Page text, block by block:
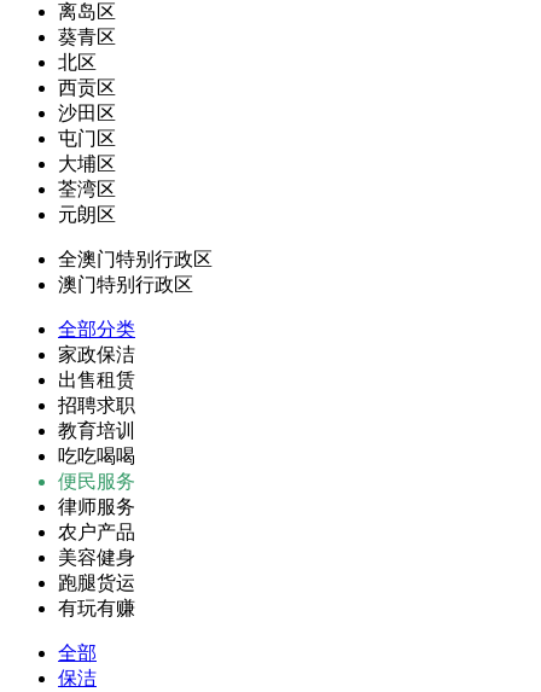
离岛区
葵青区
北区
西贡区
沙田区
屯门区
大埔区
荃湾区
元朗区
全澳门特别行政区
澳门特别行政区
全部分类
家政保洁
出售租赁
招聘求职
教育培训
吃吃喝喝
便民服务
律师服务
农户产品
美容健身
跑腿货运
有玩有赚
全部
保洁